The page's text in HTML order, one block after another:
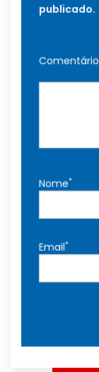
publicado.
Comentário
Nome*
Email*